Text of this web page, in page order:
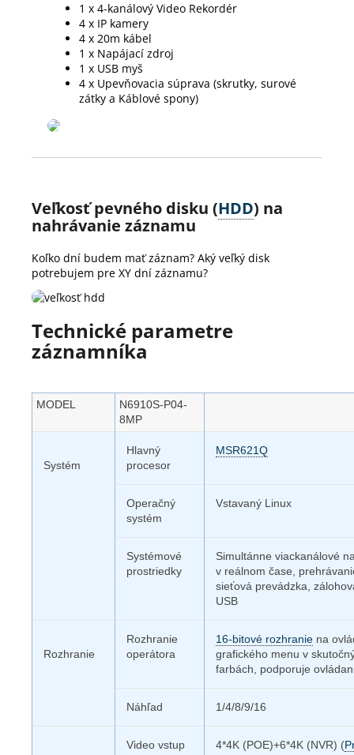
1 x 4-kanálový Video Rekordér
4 x IP kamery
4 x 20m kábel
1 x Napájací zdroj
1 x USB myš
4 x Upevňovacia súprava (skrutky, surové
zátky a Káblové spony)
Veľkosť pevného disku (HDD) na
nahrávanie záznamu
Koľko dní budem mať záznam? Aký veľký disk
potrebujem pre XY dní záznamu?
Technické parametre
záznamníka
MODEL
N6910S-P04-
8MP
Systém
Hlavný
procesor
MSR621Q
Operačný
systém
Vstavaný Linux
Systémové
prostriedky
Simultánne viackanálové
v reálnom čase,
sieťová prevádzka,
USB
Rozhranie
Rozhranie
operátora
16-bitové rozhranie na
grafického menu v
farbách, podporuje
Náhľad 1/4/8/9/16
Video vstup
4*4K (POE)+6*4K (NVR) (